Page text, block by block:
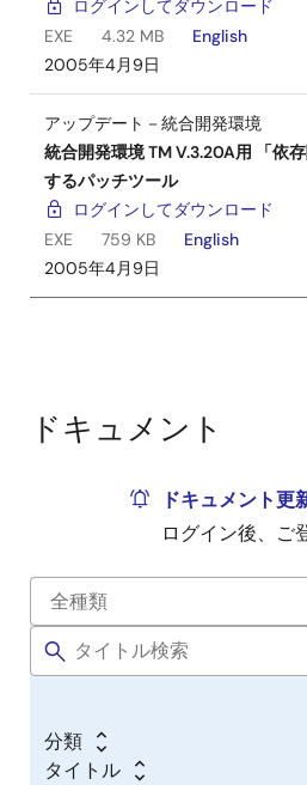
ログインしてダウンロード
EXE
4.32 MB
English
2005年4月9日
アップデート－統合開発環境
統合開発環境 TM V.3.20A用 「依
するパッチツール
ログインしてダウンロード
EXE
759 KB
English
2005年4月9日
ドキュメント
ドキュメント更
ログイン後、ご
分類
タイトル